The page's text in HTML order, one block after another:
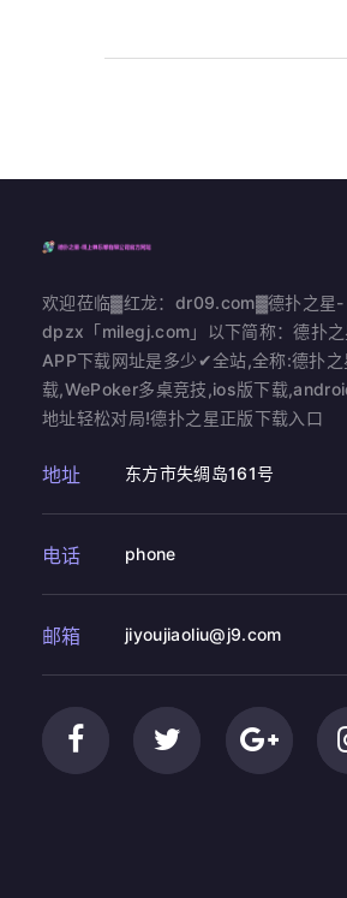
欢迎莅临▓红龙：dr09.com▓德扑之星-
dpzx「milegj.com」以下简称：德扑
APP下载网址是多少✔全站,全称:德扑
载,WePoker多桌竞技,ios版下载
地址轻松对局!德扑之星正版下载入口
地址 东方市失绸岛161号
电话 phone
邮箱 jiyoujiaoliu@j9.com